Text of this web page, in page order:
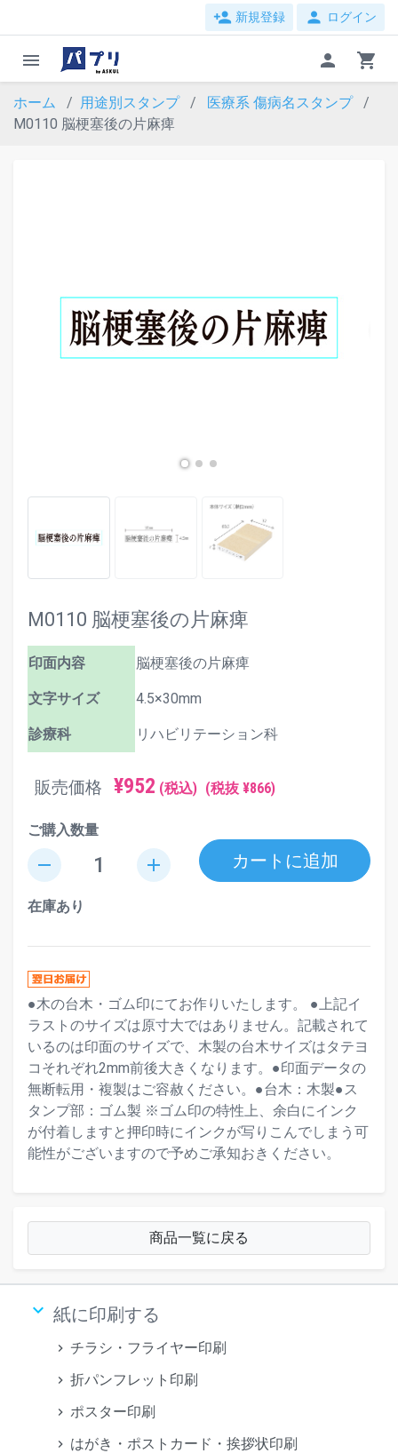
person_add 新規登録 person ログイン
menu person shopping_cart
ホーム 用途別スタンプ 医療系 傷病名スタンプ
M0110 脳梗塞後の片麻痺
M0110 脳梗塞後の片麻痺
印面内容 脳梗塞後の片麻痺
文字サイズ 4.5×30mm
診療科 リハビリテーション科
販売価格 ¥952 (税込) (税抜 ¥866)
ご購入数量
remove add カートに追加
在庫あり
●木の台木・ゴム印にてお作りいたします。 ●上記イ
ラストのサイズは原寸大ではありません。記載されて
いるのは印面のサイズで、木製の台木サイズはタテヨ
コそれぞれ2mm前後大きくなります。●印面データの
無断転用・複製はご容赦ください。●台木：木製●ス
タンプ部：ゴム製 ※ゴム印の特性上、余白にインク
が付着しますと押印時にインクが写りこんでしまう可
能性がございますので予めご承知おきください。
商品一覧に戻る
keyboard_arrow_down 紙に印刷する
チラシ・フライヤー印刷
折パンフレット印刷
ポスター印刷
はがき・ポストカード・挨拶状印刷